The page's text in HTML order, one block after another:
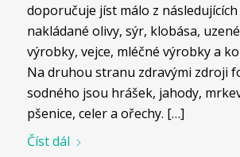
doporučuje jíst málo z
nakládané olivy, sýr, klobása,
výrobky, vejce, mléčné výrobky a
Na druhou stranu zdravými zdroji
sodného jsou hrášek, jahody,
pšenice, celer a ořechy. […]
Číst dál